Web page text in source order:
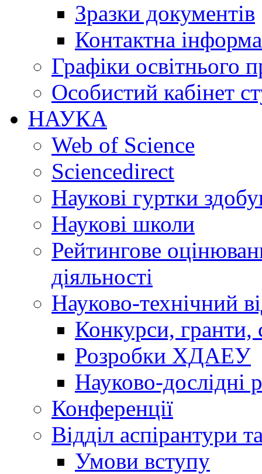
Зразки документів
Контактна
Графіки освітнього
Особистий кабінет
НАУКА
Web of Science
Sciencedirect
Наукові гуртки
Наукові школи
Рейтингове
діяльності
Науково-технічний
Конкурси, гранти,
Розробки ХДАЕУ
Науково-дослідні
Конференції
Відділ аспірантури
Умови вступу